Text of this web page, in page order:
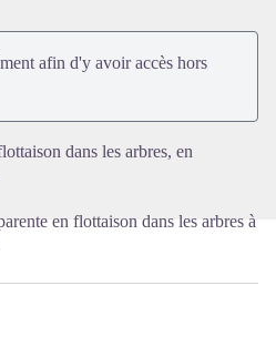
Voir l'image en plein écran
afin d'y avoir accès hors
dans les arbres, en
en flottaison dans les arbres à